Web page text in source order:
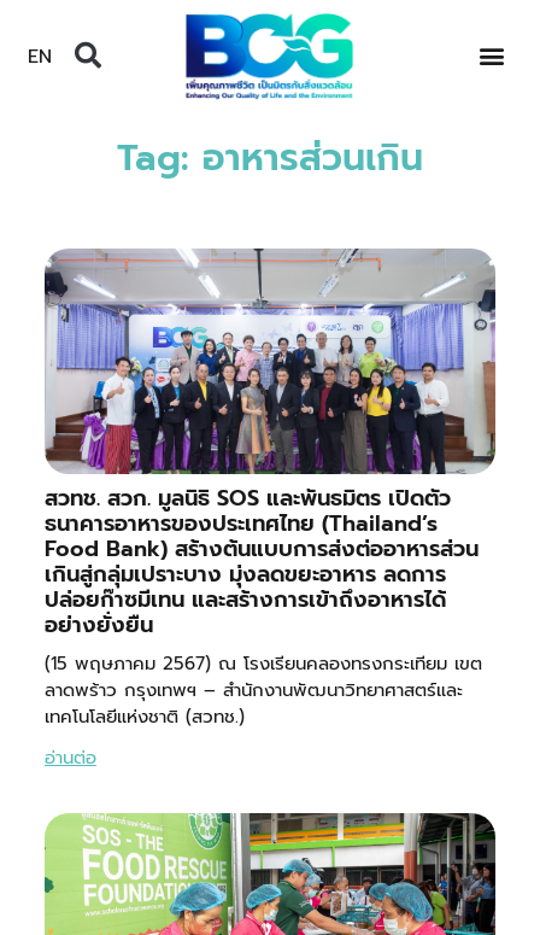
EN
Tag: อาหารส่วนเกิน
สวทช. สวก. มูลนิธิ SOS และพันธมิตร เปิดตัว
ธนาคารอาหารของประเทศไทย (Thailand’s
Food Bank) สร้างต้นแบบการส่งต่ออาหารส่วน
เกินสู่กลุ่มเปราะบาง มุ่งลดขยะอาหาร ลดการ
ปล่อยก๊าซมีเทน และสร้างการเข้าถึงอาหารได้
อย่างยั่งยืน
(15 พฤษภาคม 2567) ณ โรงเรียนคลองทรงกระเทียม เขต
ลาดพร้าว กรุงเทพฯ – สำนักงานพัฒนาวิทยาศาสตร์และ
เทคโนโลยีแห่งชาติ (สวทช.)
อ่านต่อ